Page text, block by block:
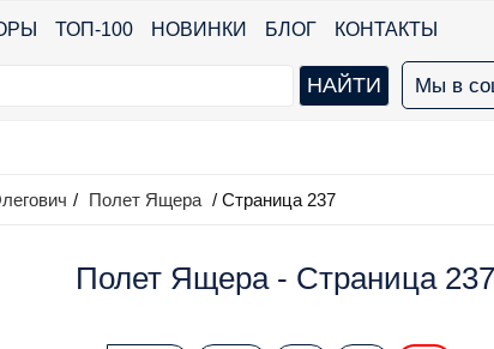
ТОП-100 НОВИНКИ БЛОГ КОНТАКТЫ
Мы в
/ Полет Ящера / Страница 237
Полет Ящера - Страница 237